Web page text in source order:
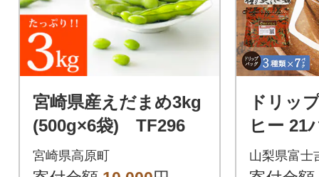
宮崎県産えだまめ3kg
(500g×6袋) TF296
宮崎県高原町
ドリッ
ヒー 21
ック×3
琲セッ
山梨県富士